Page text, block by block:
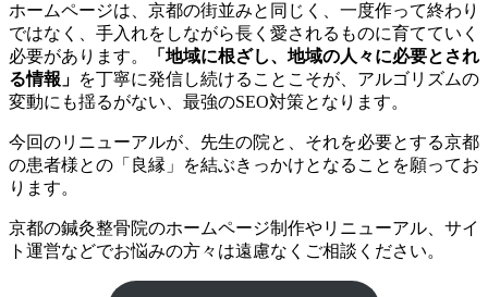
ホームページは、京都の街並みと同じく、一度作って終わり
ではなく、手入れをしながら長く愛されるものに育てていく
必要があります。
「地域に根ざし、地域の人々に必要とされ
る情報」 を丁寧に発信し続けることこそが、アルゴリズムの
変動にも揺るがない、最強のSEO対策となります。
今回のリニューアルが、先生の院と、それを必要とする京都
の患者様との「良縁」を結ぶきっかけとなることを願ってお
ります。
京都の鍼灸整骨院のホームページ制作やリニューアル、サイ
ト運営などでお悩みの方々は遠慮なくご相談ください。